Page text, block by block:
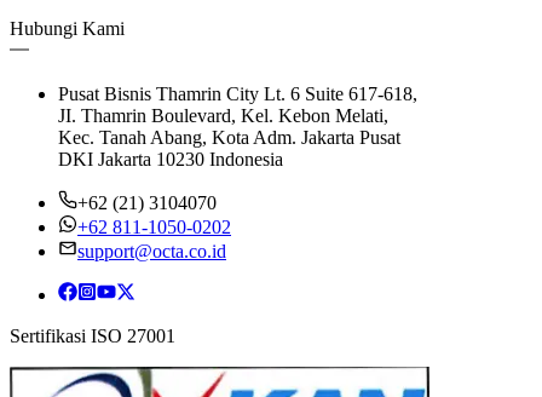
Hubungi Kami
Pusat Bisnis Thamrin City Lt. 6 Suite 617-618,
JI. Thamrin Boulevard, Kel. Kebon Melati,
Kec. Tanah Abang, Kota Adm. Jakarta Pusat
DKI Jakarta 10230 Indonesia
+62 (21) 3104070
+62 811-1050-0202
support@octa.co.id
Sertifikasi ISO 27001